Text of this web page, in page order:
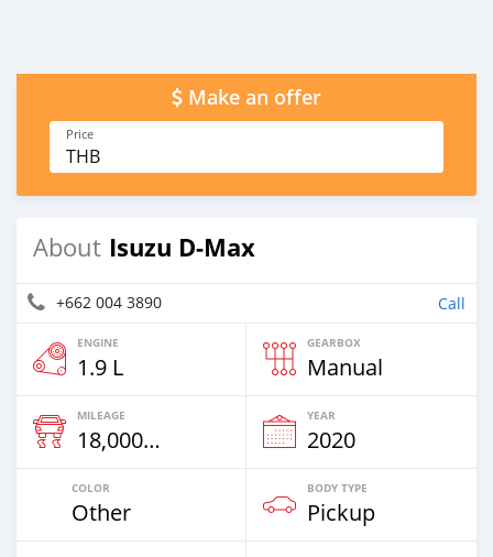
Make an offer
Price
THB
About Isuzu D-Max
+662 004 3890 Call
ENGINE
1.9 L
GEARBOX
Manual
MILEAGE
18,000 Km
YEAR
2020
COLOR
Other
BODY TYPE
Pickup